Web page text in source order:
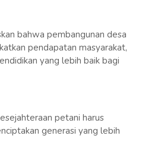
bahwa pembangunan desa
pendapatan masyarakat,
yang lebih baik bagi
petani harus
generasi yang lebih